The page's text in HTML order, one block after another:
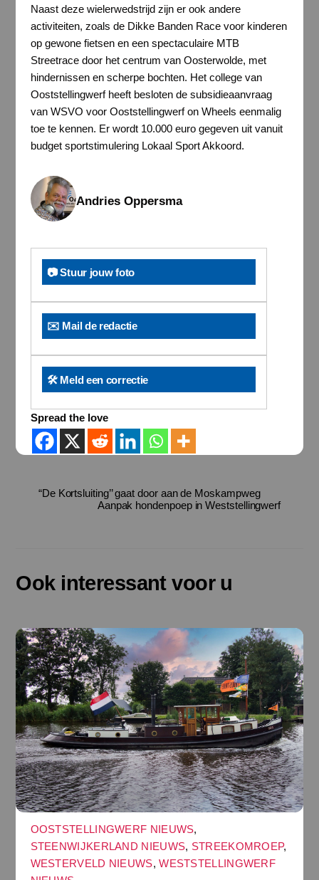
Naast deze wielerwedstrijd zijn er ook andere
activiteiten, zoals de Dikke Banden Race voor kinderen
op gewone fietsen en een spectaculaire MTB
Streetrace door het centrum van Oosterwolde, met
hindernissen en scherpe bochten. Het college van
Ooststellingwerf heeft besloten de subsidieaanvraag
van WSVO voor Ooststellingwerf on Wheels eenmalig
toe te kennen. Er wordt 10.000 euro gegeven uit vanuit
budget sportstimulering Lokaal Sport Akkoord.
Andries Oppersma
📷 Stuur jouw foto
✉️ Mail de redactie
🛠️ Meld een correctie
Spread the love
“De Kortsluiting’’ gaat door aan de Moskampweg
Aanpak hondenpoep in Weststellingwerf
Ook interessant voor u
OOSTSTELLINGWERF NIEUWS,
STEENWIJKERLAND NIEUWS, STREEKOMROEP,
WESTERVELD NIEUWS,WESTSTELLINGWERF